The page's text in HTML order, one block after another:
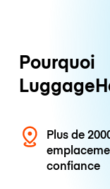
Pourquoi
Plus de
confiance